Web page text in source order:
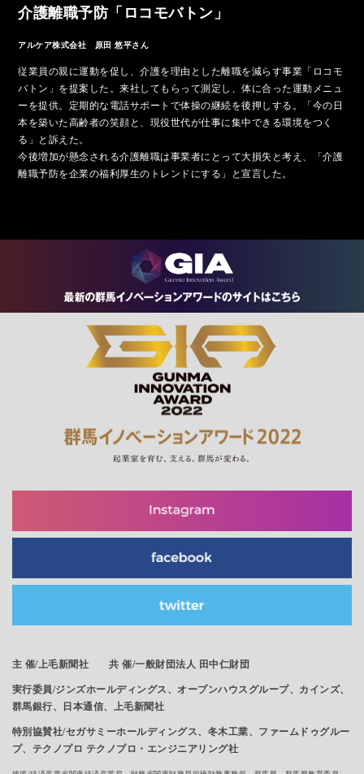
介護離職予防「ロコモバトン」
アルケア株式会社 原田 悠平さん
従業員の親に運動を促し、介護を理由とした離職を減らす事業「ロコモ
バトン」を提案した。来社してもらって測定し、体に合った運動メニュ
ーを提供。定期的な電話サポートで体操の継続を後押しする。「今の日
本を築いた高齢者の笑顔と、現役世代が仕事に集中できる環境をつく
る」と訴えた。
今後増加が懸念される介護離職は事業者にとって大損失と考え、「介護
離職予防を企業の福利厚生のトレンドにする」と宣言した。
主 催/上毛新聞社 共 催/一般財団法人 田中仁財団
実行委員/ジンズホールディングス、オープンハウスグループ、カインズ、
群馬銀行、日本通信、上毛新聞社
特別協賛社/セガサミーホールディングス、冬木工業、ファームドゥグルー
プ、テクノプロ テクノプロ・エンジニアリング社